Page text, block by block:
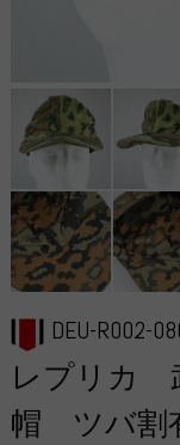
DEU-R002-
レプリカ
帽 ツバ割